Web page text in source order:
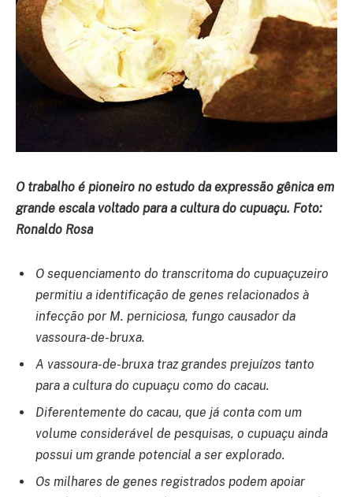
O trabalho é pioneiro no estudo da expressão gênica em
grande escala voltado para a cultura do cupuaçu. Foto:
Ronaldo Rosa
O sequenciamento do transcritoma do cupuaçuzeiro
permitiu a identificação de genes relacionados à
infecção por M. perniciosa, fungo causador da
vassoura-de-bruxa.
A vassoura-de-bruxa traz grandes prejuízos tanto
para a cultura do cupuaçu como do cacau.
Diferentemente do cacau, que já conta com um
volume considerável de pesquisas, o cupuaçu ainda
possui um grande potencial a ser explorado.
Os milhares de genes registrados podem apoiar